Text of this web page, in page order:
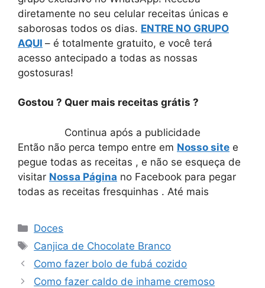
diretamente no seu celular receitas únicas e
saborosas todos os dias. ENTRE NO GRUPO
AQUI – é totalmente gratuito, e você terá
acesso antecipado a todas as nossas
gostosuras!
Gostou ? Quer mais receitas grátis ?
Continua após a publicidade
Então não perca tempo entre em Nosso site e
pegue todas as receitas , e não se esqueça de
visitar Nossa Página no Facebook para pegar
todas as receitas fresquinhas . Até mais
Categorias
Doces
Tags
Canjica de Chocolate Branco
Como fazer bolo de fubá cozido
Como fazer caldo de inhame cremoso